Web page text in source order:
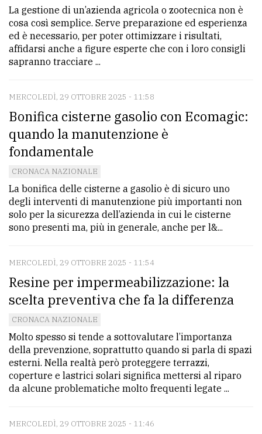
La gestione di un’azienda agricola o zootecnica non è
cosa così semplice. Serve preparazione ed esperienza
ed è necessario, per poter ottimizzare i risultati,
affidarsi anche a figure esperte che con i loro consigli
sapranno tracciare ...
MERCOLEDÌ, 29 OTTOBRE 2025 - 11:58
Bonifica cisterne gasolio con Ecomagic:
quando la manutenzione è
fondamentale
CRONACA NAZIONALE
La bonifica delle cisterne a gasolio è di sicuro uno
degli interventi di manutenzione più importanti non
solo per la sicurezza dell’azienda in cui le cisterne
sono presenti ma, più in generale, anche per l&...
MERCOLEDÌ, 29 OTTOBRE 2025 - 11:54
Resine per impermeabilizzazione: la
scelta preventiva che fa la differenza
CRONACA NAZIONALE
Molto spesso si tende a sottovalutare l’importanza
della prevenzione, soprattutto quando si parla di spazi
esterni. Nella realtà però proteggere terrazzi,
coperture e lastrici solari significa mettersi al riparo
da alcune problematiche molto frequenti legate ...
MERCOLEDÌ, 29 OTTOBRE 2025 - 11:46